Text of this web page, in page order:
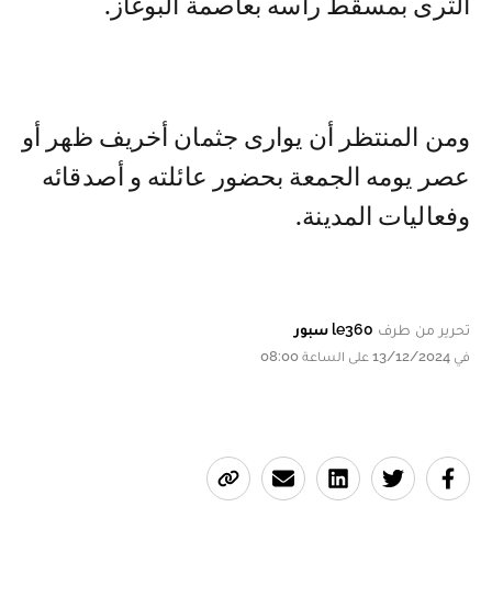
الثرى بمسقط رأسه بعاصمة البوغاز.
ومن المنتظر أن يوارى جثمان أخريف ظهر أو
عصر يومه الجمعة بحضور عائلته و أصدقائه
وفعاليات المدينة.
تحرير من طرف le360 سبور
في 13/12/2024 على الساعة 08:00